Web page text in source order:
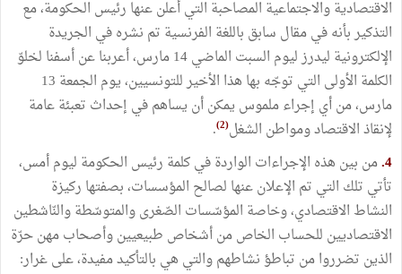
الاقتصادية والاجتماعية المصاحبة التي أعلن عنها رئيس الحكومة، مع
التذكير بأنه في مقال سابق باللغة الفرنسية تم نشره في الجريدة
الإلكترونية ليدرز ليوم السبت الماضي 14 مارس، أعربنا عن أسفنا لخلوّ
الكلمة الأولى التي توجّه بها هذا الأخير للتونسيين، يوم الجمعة 13
مارس، من أي إجراء ملموس يمكن أن يساهم في إحداث تعبئة عامة
لإنقاذ الاقتصاد ومواطن الشغل(2)
.
4. من بين هذه الإجراءات الواردة في كلمة رئيس الحكومة ليوم أمس،
تأتي تلك التي تم الإعلان عنها لصالح المؤسسات، بصفتها ركيزة
النشاط الاقتصادي، وخاصة المؤسّسات الصّغرى والمتوسّطة والنّاشطين
الاقتصاديين للحساب الخاص من أشخاص طبيعيين وأصحاب مهن حرّة
الذين تضرروا من تباطؤ نشاطهم والتي هي بالتأكيد مفيدة، على غرار: